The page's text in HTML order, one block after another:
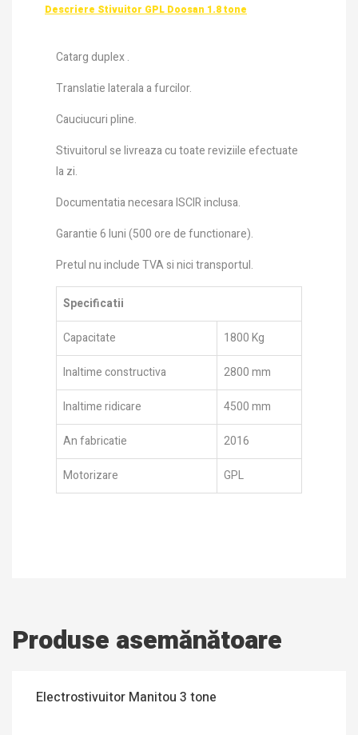
Descriere Stivuitor GPL Doosan 1.8 tone
Catarg duplex .
Translatie laterala a furcilor.
Cauciucuri pline.
Stivuitorul se livreaza cu toate reviziile efectuate
la zi.
Documentatia necesara ISCIR inclusa.
Garantie 6 luni (500 ore de functionare).
Pretul nu include TVA si nici transportul.
Specificatii
Capacitate 1800 Kg
Inaltime constructiva 2800 mm
Inaltime ridicare 4500 mm
An fabricatie 2016
Motorizare GPL
Produse asemănătoare
Electrostivuitor Manitou 3 tone